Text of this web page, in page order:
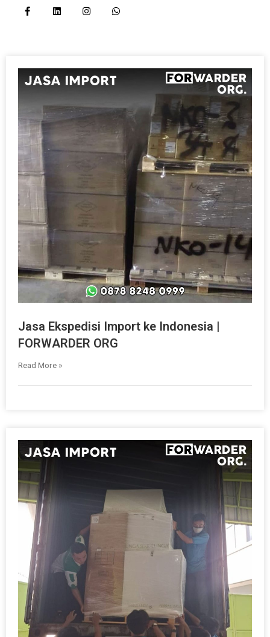
Jasa Ekspedisi Import ke Indonesia |
FORWARDER ORG
Read More »